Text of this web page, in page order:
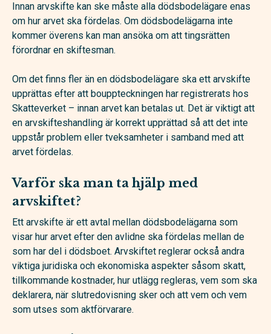
Innan arvskifte kan ske måste alla dödsbodelägare enas
om hur arvet ska fördelas. Om dödsbodelägarna inte
kommer överens kan man ansöka om att tingsrätten
förordnar en skiftesman.
Om det finns fler än en dödsbodelägare ska ett arvskifte
upprättas efter att bouppteckningen har registrerats hos
Skatteverket – innan arvet kan betalas ut. Det är viktigt att
en arvskifteshandling är korrekt upprättad så att det inte
uppstår problem eller tveksamheter i samband med att
arvet fördelas.
Varför ska man ta hjälp med
arvskiftet?
Ett arvskifte är ett avtal mellan dödsbodelägarna som
visar hur arvet efter den avlidne ska fördelas mellan de
som har del i dödsboet. Arvskiftet reglerar också andra
viktiga juridiska och ekonomiska aspekter såsom skatt,
tillkommande kostnader, hur utlägg regleras, vem som ska
deklarera, när slutredovisning sker och att vem och vem
som utses som aktförvarare.